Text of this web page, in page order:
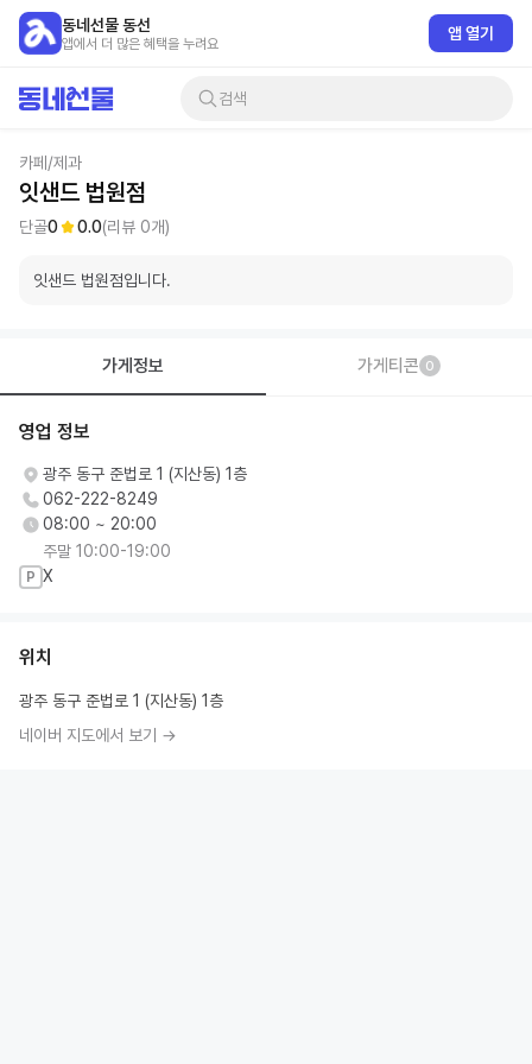
동네선물 동선
앱에서 더 많은 혜택을 누려요
앱 열기
검색
카페/제과
잇샌드 법원점
단골0 0.0(리뷰 0개)
잇샌드 법원점입니다.
가게정보 가게티콘 0
영업 정보
광주 동구 준법로 1 (지산동) 1층
062-222-8249
08:00 ~ 20:00
주말 10:00-19:00
P X
위치
광주 동구 준법로 1 (지산동) 1층
네이버 지도에서 보기 →